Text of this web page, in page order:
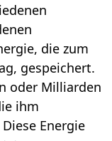
die zum
gespeichert.
oder Milliarden
ihm
Energie